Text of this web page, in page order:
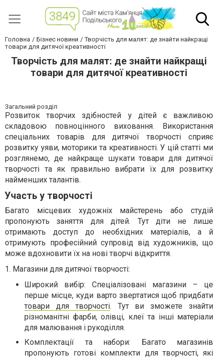
Головна Бізнес новини
Творчість для малят: де знайти найкращі
товари для дитячої креативності
Творчість для малят: де знайти найкращі
товари для дитячої креативності
Загальний розділ
Розвиток творчих здібностей у дітей є важливою
складовою повноцінного виховання. Використання
спеціальних товарів для дитячої творчості сприяє
розвитку уяви, моторики та креативності. У цій статті ми
розглянемо, де найкраще шукати товари для дитячої
творчості та як правильно вибрати їх для розвитку
найменших талантів.
Участь у творчості
Багато місцевих художніх майстерень або студій
пропонують заняття для дітей. Тут діти не лише
отримають доступ до необхідних матеріалів, а й
отримують професійний супровід від художників, що
може вдохновити їх на нові творчі відкриття.
1. Магазини для дитячої творчості:
Широкий вибір: Спеціалізовані магазини – це
перше місце, куди варто звертатися щоб придбати
товари для творчості. Тут ви зможете знайти
різноманітні фарби, олівці, клеї та інші матеріали
для малювання і рукоділля.
Комплектації та набори: Багато магазинів
пропонують готові комплекти для творчості, які